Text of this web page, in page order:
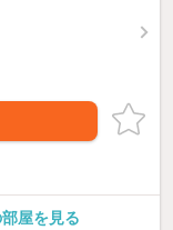
屋を見る